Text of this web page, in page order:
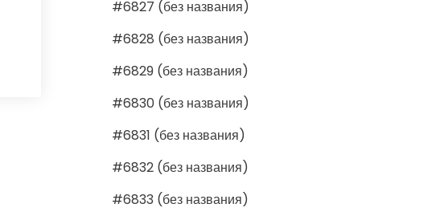
#6827 (без названия)
#6828 (без названия)
#6829 (без названия)
#6830 (без названия)
#6831 (без названия)
#6832 (без названия)
#6833 (без названия)